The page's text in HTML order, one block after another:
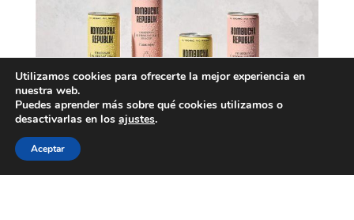
Nace Kombucha Republik,
Utilizamos cookies para ofrecerte la mejor experiencia en
nuestra web.
Puedes aprender más sobre qué cookies utilizamos o
desactivarlas en los ajustes.
Aceptar